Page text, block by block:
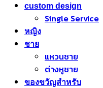
custom design
Single Service
หญิง
ชาย
แหวนชาย
ต่างหูชาย
ของขวัญสำหรับ